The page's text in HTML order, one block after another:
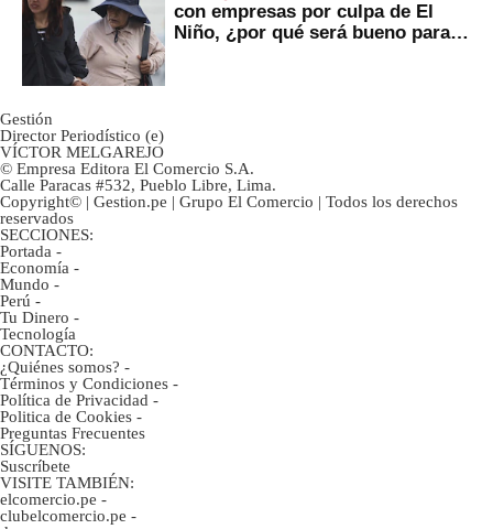
con empresas por culpa de El
Niño, ¿por qué será bueno para
Gestión
Director Periodístico (e)
VÍCTOR MELGAREJO
© Empresa Editora El Comercio S.A.
Calle Paracas #532, Pueblo Libre, Lima.
Copyright© | Gestion.pe | Grupo El Comercio | Todos los derechos
reservados
SECCIONES:
Portada -
Economía -
Mundo -
Perú -
Tu Dinero -
Tecnología
CONTACTO:
¿Quiénes somos? -
Términos y Condiciones -
Política de Privacidad -
Politica de Cookies -
Preguntas Frecuentes
SÍGUENOS:
Suscríbete
VISITE TAMBIÉN:
elcomercio.pe -
clubelcomercio.pe -